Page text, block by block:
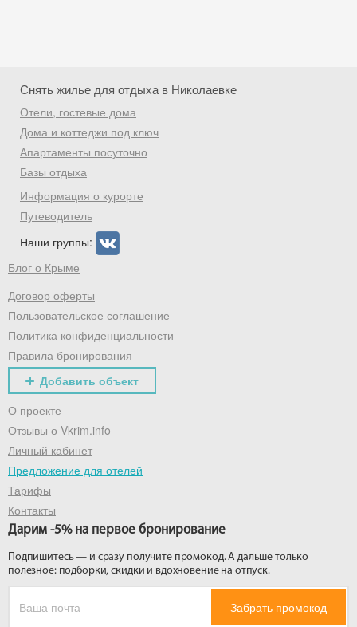
Снять жилье для отдыха в Николаевке
Отели, гостевые дома
Дома и коттеджи под ключ
Апартаменты посуточно
Базы отдыха
Информация о курорте
Путеводитель
Наши группы:
Блог о Крыме
Договор оферты
Пользовательское соглашение
Политика конфиденциальности
Правила бронирования
Добавить объект
О проекте
Отзывы о Vkrim.info
Личный кабинет
Предложение для отелей
Тарифы
Контакты
Дарим -5% на первое бронирование
Подпишитесь — и сразу получите промокод. А дальше только
полезное: подборки, скидки и вдохновение на отпуск.
Забрать промокод
Скидка −5%
Хочешь дешевле? Оставь почту и получи
промокод на первое бронирование!